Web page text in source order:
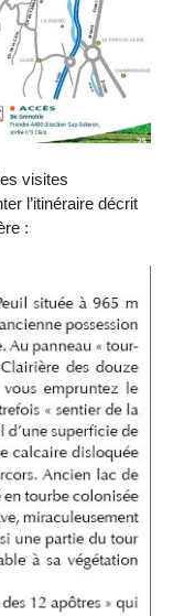
visites
l’itinéraire décrit
: